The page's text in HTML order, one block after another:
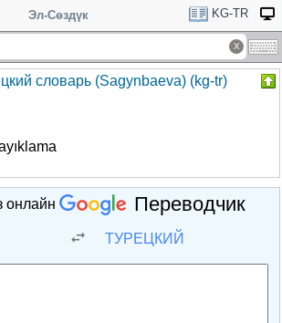
Эл-Сөздүк KG-TR
словарь (Sagynbaeva) (kg-tr)
онлайн Переводчик
ТУРЕЦКИЙ